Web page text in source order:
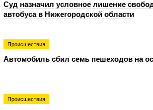
Суд назначил условное лишение
автобуса в Нижегородской области
Происшествия
Автомобиль сбил семь пешеходов на
Происшествия